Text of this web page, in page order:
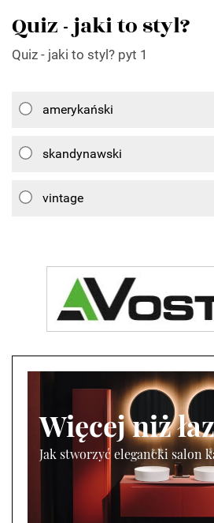
Quiz - jaki to styl?
Quiz - jaki to styl? pyt 1
amerykański
skandynawski
vintage
Więcej niż
Jak stworzyć elegancki salon